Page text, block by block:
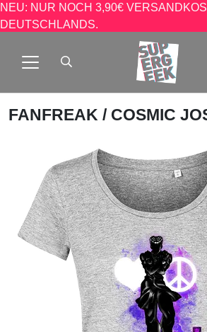
NEU: NUR NOCH 3,90€
DEUTSCHLANDS.
FANFREAK / COSMIC